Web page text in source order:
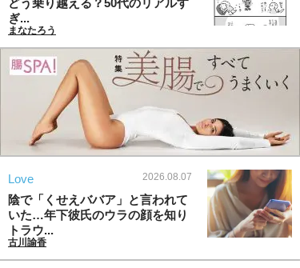
ぎ...
まなたろう
Love 2026.08.07
陰で「くせえババア」と言われて
いた…年下彼氏のウラの顔を知り
トラウ...
古川諭香